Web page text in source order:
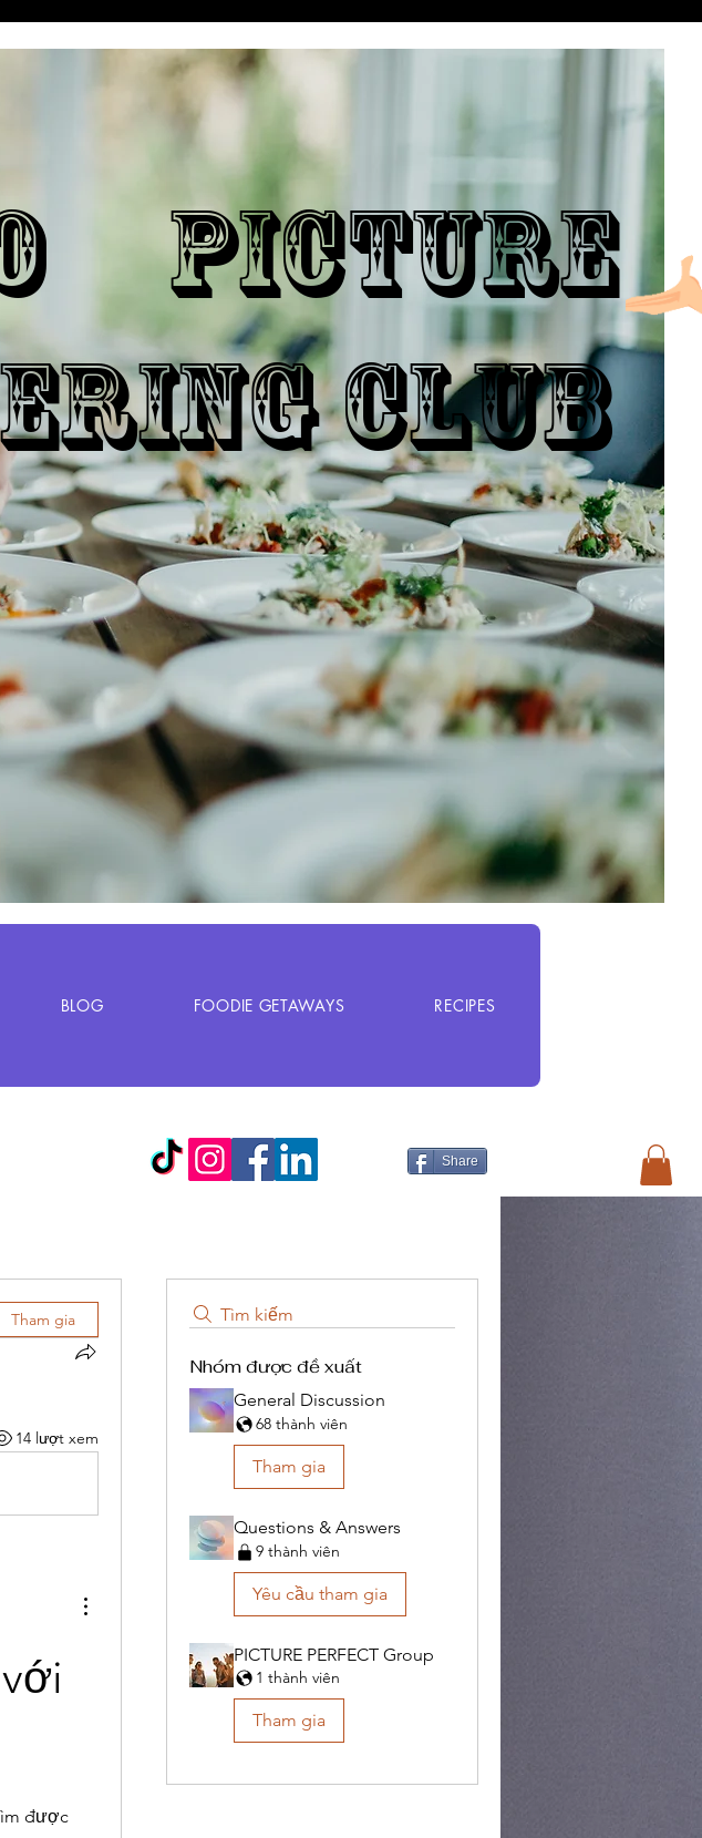
PICTURE
CLUB
BLOG FOODIE GETAWAYS RECIPES
Share
Tìm kiếm
Nhóm được đề xuất
General Discussion
68 thành viên
Tham gia
Questions & Answers
9 thành viên
Yêu cầu tham gia
PICTURE PERFECT Group
1 thành viên
Tham gia
Tham gia
14 lượt xem
được